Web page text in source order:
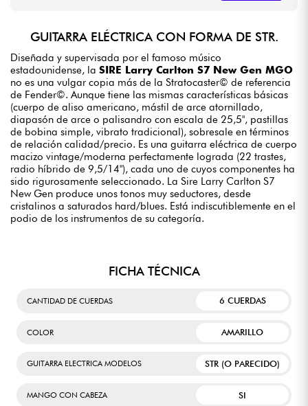
GUITARRA ELÉCTRICA CON FORMA DE STR.
Diseñada y supervisada por el famoso músico
estadounidense, la SIRE Larry Carlton S7 New Gen MGO
no es una vulgar copia más de la Stratocaster© de referencia
de Fender©. Aunque tiene las mismas características básicas
(cuerpo de aliso americano, mástil de arce atornillado,
diapasón de arce o palisandro con escala de 25,5", pastillas
de bobina simple, vibrato tradicional), sobresale en términos
de relación calidad/precio. Es una guitarra eléctrica de cuerpo
macizo vintage/moderna perfectamente lograda (22 trastes,
radio híbrido de 9,5/14"), cada uno de cuyos componentes ha
sido rigurosamente seleccionado. La Sire Larry Carlton S7
New Gen produce unos tonos muy seductores, desde
cristalinos a saturados hard/blues. Está indiscutiblemente en el
podio de los instrumentos de su categoría.
FICHA TÉCNICA
CANTIDAD DE CUERDAS 6 CUERDAS
COLOR AMARILLO
GUITARRA ELECTRICA MODELOS STR (O PARECIDO)
MANGO CON CABEZA SI